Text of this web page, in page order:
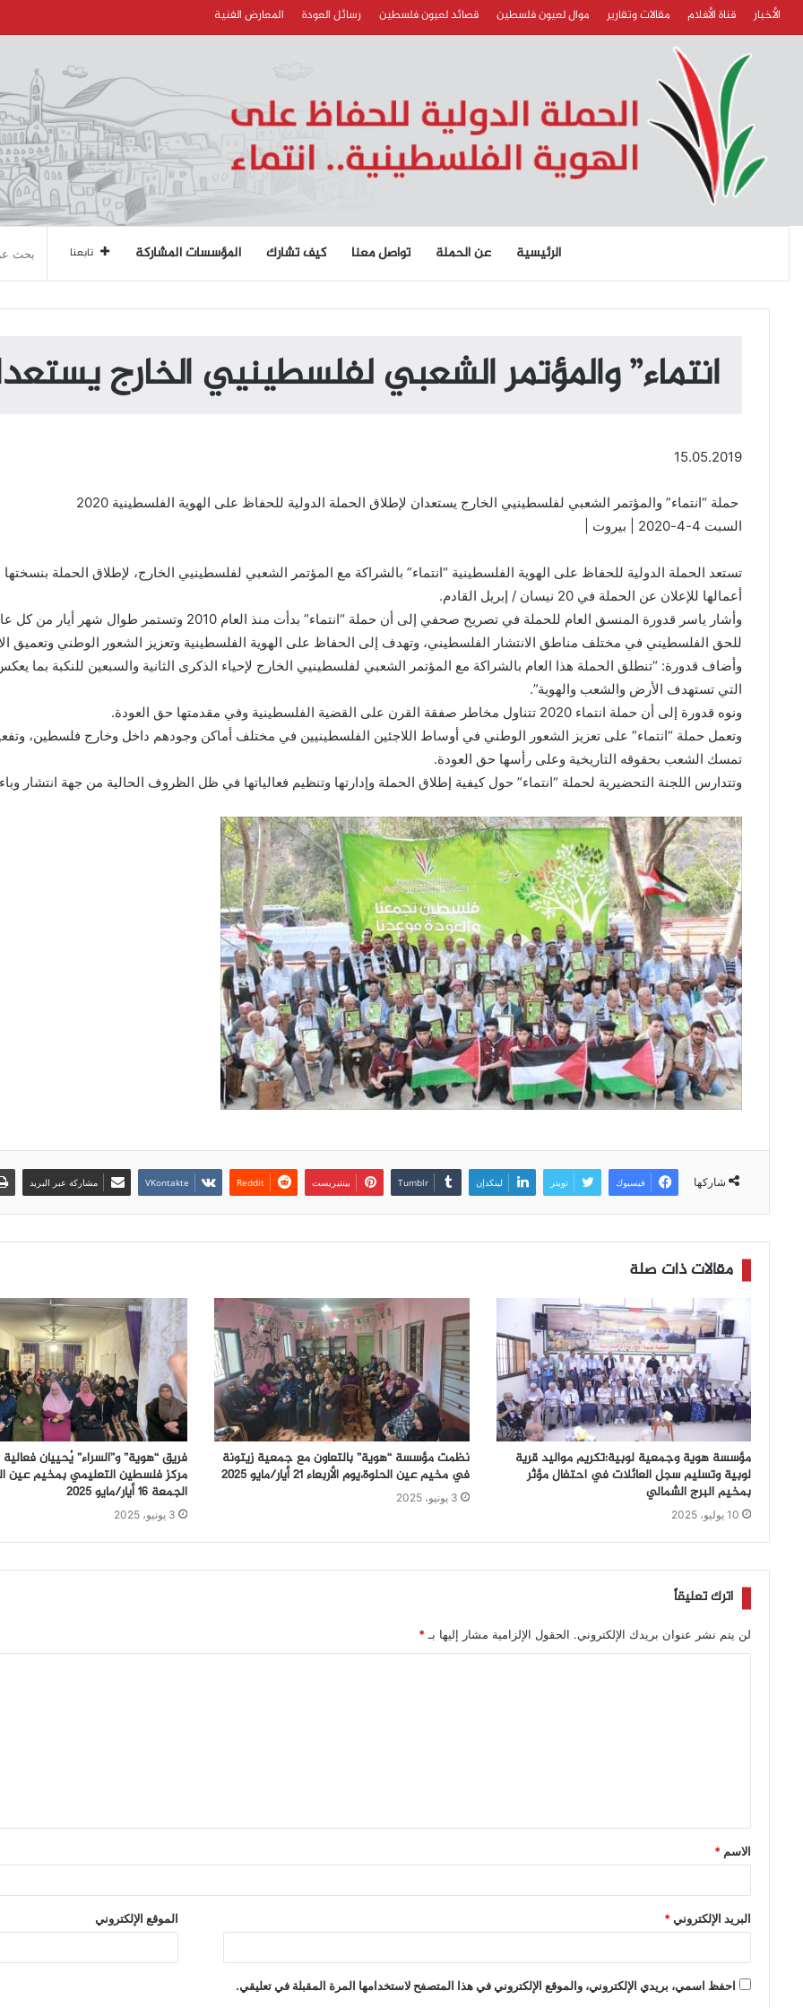
الأخبار قناة الأفلام مقالات وتقارير موال لعيون فلسطين قصائد لعيون فلسطين رسائل العودة المعارض الفنية
الرئيسية عن الحملة تواصل معنا كيف تشارك المؤسسات المشاركة تابعنا
انتماء” والمؤتمر الشعبي لفلسطينيي الخارج يستعدان
15.05.2019
حملة “انتماء” والمؤتمر الشعبي لفلسطينيي الخارج يستعدان لإطلاق الحملة الدولية للحفاظ على الهوية الفلسطينية 2020
السبت 4-4-2020 | بيروت |
أعمالها للإعلان عن الحملة في 20 نيسان / إبريل القادم.
وأشار ياسر قدورة المنسق العام للحملة في تصريح صحفي إلى أن
للحق الفلسطيني في مختلف مناطق الانتشار الفلسطيني، وتهدف إلى الحفاظ على الهوية الفلسطينية وتعزيز الشعور الوطني وتعميق
وأضاف قدورة: “تنطلق الحملة هذا العام بالشراكة مع المؤتمر الشعبي لفلسطينيي الخارج لإحياء الذكرى الثانية والسبعين للنكبة بما
التي تستهدف الأرض والشعب والهوية”.
ونوه قدورة إلى أن حملة انتماء 2020 تتناول مخاطر صفقة القرن على القضية الفلسطينية وفي مقدمتها حق العودة.
وتعمل حملة “انتماء” على تعزيز الشعور الوطني في أوساط اللاجئين الفلسطينيين في مختلف أماكن وجودهم داخل وخارج فلسطين،
تمسك الشعب بحقوقه التاريخية وعلى رأسها حق العودة.
وتتدارس اللجنة التحضيرية لحملة “انتماء” حول كيفية إطلاق الحملة وإدارتها وتنظيم فعالياتها في ظل الظروف الحالية من جهة انتشار وباء
شاركها فيسبوك تويتر لينكدإن بينتيريست مشاركة عبر البريد
مقالات ذات صلة
مؤسسة هوية وجمعية لوبية:تكريم مواليد قرية
لوبية وتسليم سجل العائلات في احتفال مؤثر
بمخيم البرج الشمالي
10 يوليو، 2025
نظمت مؤسسة “هوية” بالتعاون مع جمعية زيتونة
في مخيم عين الحلوة،يوم الأربعاء 21 أيار/مايو 2025
3 يونيو، 2025
فريق “هوية” و”السراء” يُحييان
مركز فلسطين التعليمي بمخيم عين
الجمعة 16 أيار/مايو 2025
3 يونيو، 2025
اترك تعليقاً
لن يتم نشر عنوان بريدك الإلكتروني. الحقول الإلزامية مشار إليها بـ*
الاسم *
البريد الإلكتروني* الموقع الإلكتروني
احفظ اسمي، بريدي الإلكتروني، والموقع الإلكتروني في هذا المتصفح لاستخدامها المرة المقبلة في تعليقي.